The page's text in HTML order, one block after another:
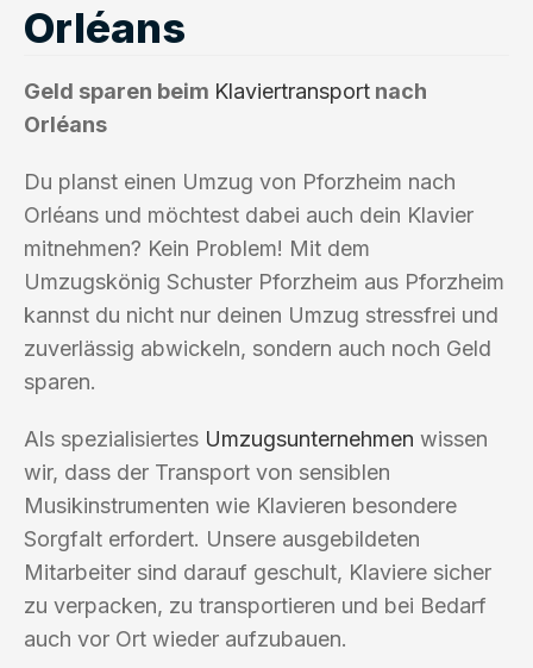
Orléans
Geld sparen beim Klaviertransport nach
Orléans
Du planst einen Umzug von Pforzheim nach
Orléans und möchtest dabei auch dein Klavier
mitnehmen? Kein Problem! Mit dem
Umzugskönig Schuster Pforzheim aus Pforzheim
kannst du nicht nur deinen Umzug stressfrei und
zuverlässig abwickeln, sondern auch noch Geld
sparen.
Als spezialisiertes Umzugsunternehmen wissen
wir, dass der Transport von sensiblen
Musikinstrumenten wie Klavieren besondere
Sorgfalt erfordert. Unsere ausgebildeten
Mitarbeiter sind darauf geschult, Klaviere sicher
zu verpacken, zu transportieren und bei Bedarf
auch vor Ort wieder aufzubauen.